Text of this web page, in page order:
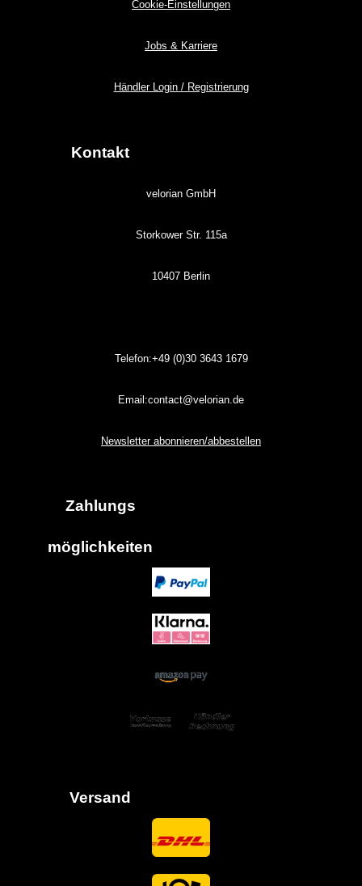
Cookie-Einstellungen
Jobs & Karriere
Händler Login / Registrierung
Kontakt
velorian GmbH
Storkower Str. 115a
10407 Berlin
Telefon:+49 (0)3036431679
Email:contact@velorian.de
Newsletter abonnieren/abbestellen
Zahlungs
möglich keiten
Versand